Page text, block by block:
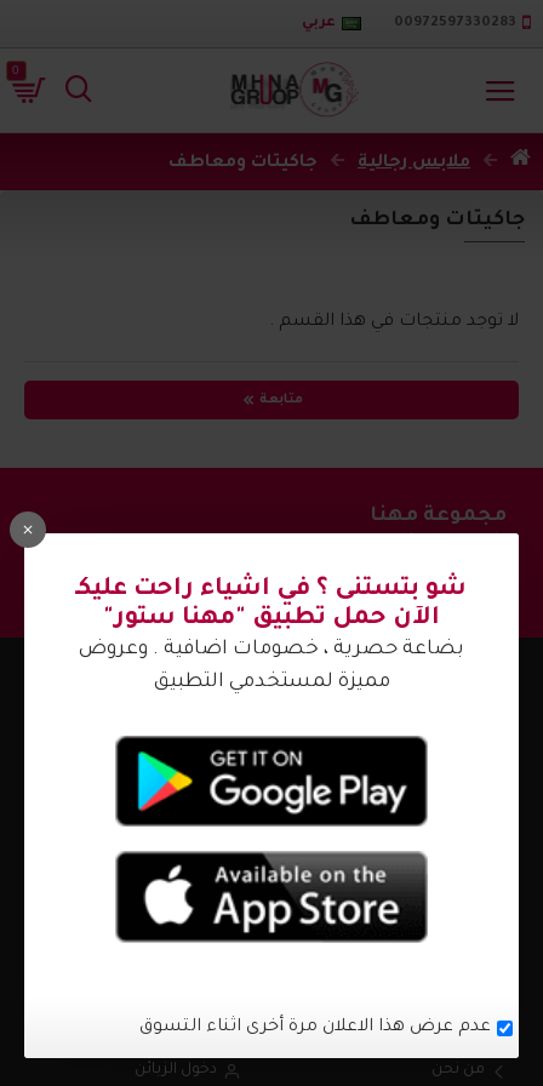
00972597330283 عربي
0
شو بتستنى ؟ في اشياء راحت عليكـ
الآن حمل تطبيق "مهنا ستور"
بضاعة حصرية ، خصومات اضافية . وعروض
مميزة لمستخدمي التطبيق
عدم عرض هذا الاعلان مرة أخرى اثناء التسوق
ملابس رجالية جاكيتات ومعاطف
جاكيتات ومعاطف
لا توجد منتجات في هذا القسم .
متابعة
مجموعة مهنا
اشترك
اتصل بنا الآن
+972597330283
info
قلقيلية - شارع التربية والتعليم
من نحن ؟
من نحن
حسابي
دخول الزبائن